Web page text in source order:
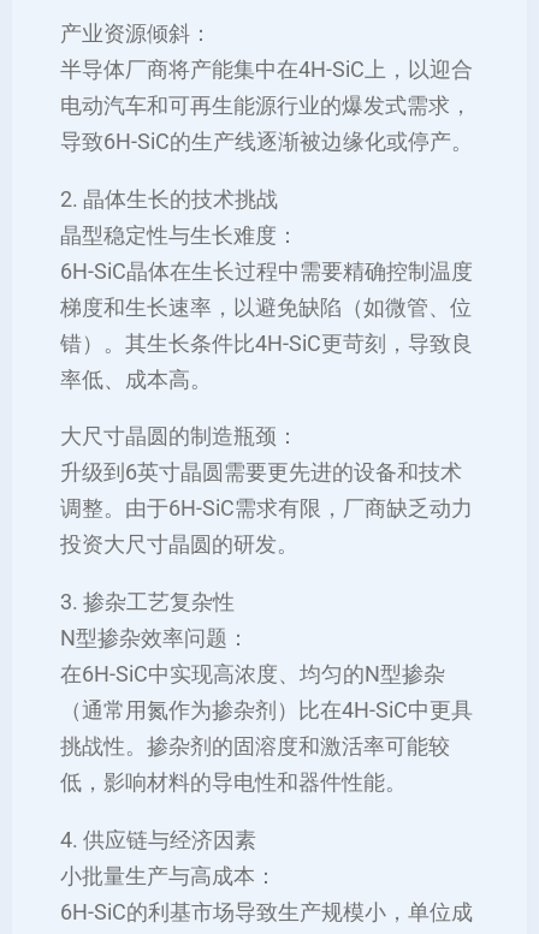
产业资源倾斜：
半导体厂商将产能集中在4H-SiC上，以迎合
电动汽车和可再生能源行业的爆发式需求，
导致6H-SiC的生产线逐渐被边缘化或停产。
2. 晶体生长的技术挑战
晶型稳定性与生长难度：
6H-SiC晶体在生长过程中需要精确控制温度
梯度和生长速率，以避免缺陷（如微管、位
错）。其生长条件比4H-SiC更苛刻，导致良
率低、成本高。
大尺寸晶圆的制造瓶颈：
升级到6英寸晶圆需要更先进的设备和技术
调整。由于6H-SiC需求有限，厂商缺乏动力
投资大尺寸晶圆的研发。
3. 掺杂工艺复杂性
N型掺杂效率问题：
在6H-SiC中实现高浓度、均匀的N型掺杂
（通常用氮作为掺杂剂）比在4H-SiC中更具
挑战性。掺杂剂的固溶度和激活率可能较
低，影响材料的导电性和器件性能。
4. 供应链与经济因素
小批量生产与高成本：
6H-SiC的利基市场导致生产规模小，单位成